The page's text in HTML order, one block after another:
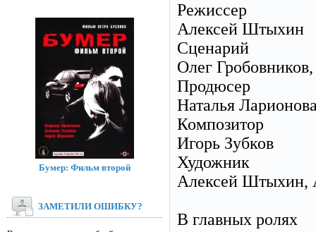
Режиссер
Алексей Штыхин
Сценарий
Олег
Продюсер
Наталья
Композитор
Игорь Зубков
Художник
Алексей Штыхин,
В главных ролях
Бумер: Фильм второй
ЗАМЕТИЛИ ОШИБКУ?